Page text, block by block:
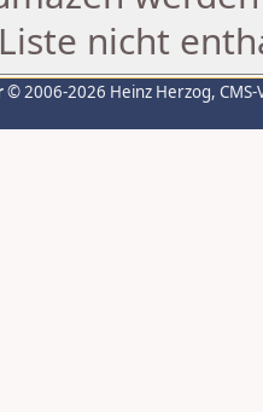
nicht
© 2006-2026 Heinz Herzog,